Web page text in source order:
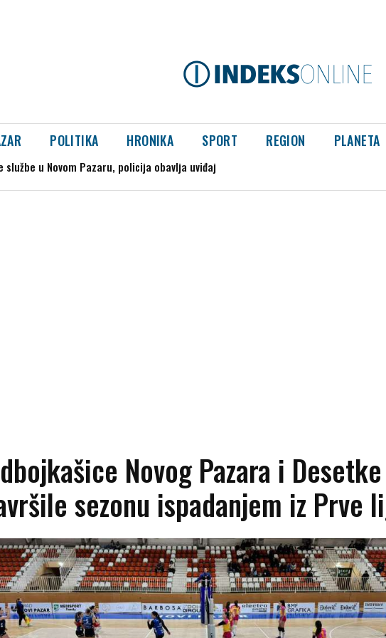
POLITIKA HRONIKA SPORT REGION PLANETA
i eksplodirao kod gasovoda
Novog Pazara i Desetke
sezonu ispadanjem iz Prve